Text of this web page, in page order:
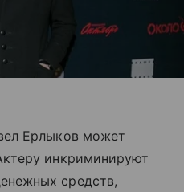
Ерлыков может
инкриминируют
средств,